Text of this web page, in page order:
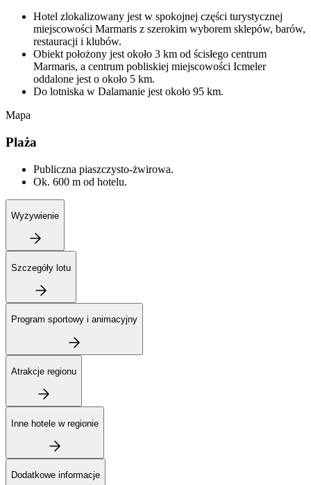
Hotel zlokalizowany jest w spokojnej części turystycznej
miejscowości Marmaris z szerokim wyborem sklepów, barów,
restauracji i klubów.
Obiekt położony jest około 3 km od ścisłego centrum
Marmaris, a centrum pobliskiej miejscowości Icmeler
oddalone jest o około 5 km.
Do lotniska w Dalamanie jest około 95 km.
Mapa
Plaża
Publiczna piaszczysto-żwirowa.
Ok. 600 m od hotelu.
Wyżywienie
Szczegóły lotu
Program sportowy i animacyjny
Atrakcje regionu
Inne hotele w regionie
Dodatkowe informacje